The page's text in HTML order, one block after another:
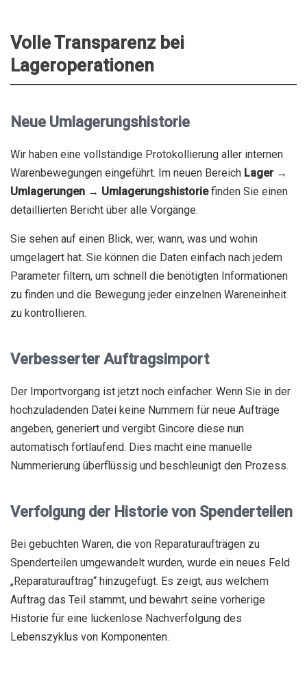
Volle Transparenz bei
Lageroperationen
Neue Umlagerungshistorie
Wir haben eine vollständige Protokollierung aller internen
Warenbewegungen eingeführt. Im neuen Bereich Lager →
Umlagerungen → Umlagerungshistoriefinden Sie einen
detaillierten Bericht über alle Vorgänge.
Sie sehen auf einen Blick, wer, wann, was und wohin
umgelagert hat. Sie können die Daten einfach nach jedem
Parameter filtern, um schnell die benötigten Informationen
zu finden und die Bewegung jeder einzelnen Wareneinheit
zu kontrollieren.
Verbesserter Auftragsimport
Der Importvorgang ist jetzt noch einfacher. Wenn Sie in der
hochzuladenden Datei keine Nummern für neue Aufträge
angeben, generiert und vergibt Gincore diese nun
automatisch fortlaufend. Dies macht eine manuelle
Nummerierung überflüssig und beschleunigt den Prozess.
Verfolgung der Historie von Spenderteilen
Bei gebuchten Waren, die von Reparaturaufträgen zu
Spenderteilen umgewandelt wurden, wurde ein neues Feld
„Reparaturauftrag“ hinzugefügt. Es zeigt, aus welchem
Auftrag das Teil stammt, und bewahrt seine vorherige
Historie für eine lückenlose Nachverfolgung des
Lebenszyklus von Komponenten.